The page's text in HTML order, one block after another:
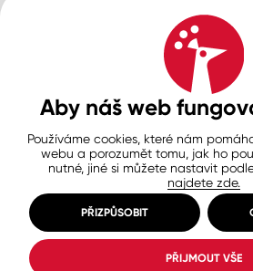
Navštivte naše
SLOVENSKO POLSKO
Ochrana osobních údajů
Zásady
Nastavení cookies
© Copyright 2026
Created by inCUBE
Aby náš web
Používáme cookies, které nám
webu a porozumět tomu, jak ho
nutné, jiné si můžete nastavit
najdete zde.
PŘIZPŮSOBIT
PŘIJMOUT VŠE